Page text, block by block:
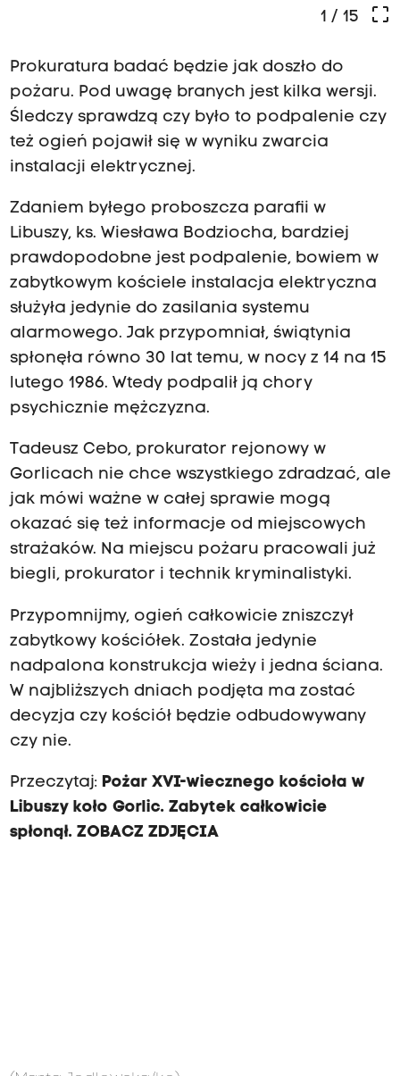
crop_free
1 / 15
Prokuratura badać będzie jak doszło do
pożaru. Pod uwagę branych jest kilka wersji.
Śledczy sprawdzą czy było to podpalenie czy
też ogień pojawił się w wyniku zwarcia
instalacji elektrycznej.
Zdaniem byłego proboszcza parafii w
Libuszy, ks. Wiesława Bodziocha, bardziej
prawdopodobne jest podpalenie, bowiem w
zabytkowym kościele instalacja elektryczna
służyła jedynie do zasilania systemu
alarmowego. Jak przypomniał, świątynia
spłonęła równo 30 lat temu, w nocy z 14 na 15
lutego 1986. Wtedy podpalił ją chory
psychicznie mężczyzna.
Tadeusz Cebo, prokurator rejonowy w
Gorlicach nie chce wszystkiego zdradzać, ale
jak mówi ważne w całej sprawie mogą
okazać się też informacje od miejscowych
strażaków. Na miejscu pożaru pracowali już
biegli, prokurator i technik kryminalistyki.
Przypomnijmy, ogień całkowicie zniszczył
zabytkowy kościółek. Została jedynie
nadpalona konstrukcja wieży i jedna ściana.
W najbliższych dniach podjęta ma zostać
decyzja czy kościół będzie odbudowywany
czy nie.
Przeczytaj: Pożar XVI-wiecznego kościoła w
Libuszy koło Gorlic. Zabytek całkowicie
spłonął. ZOBACZ ZDJĘCIA